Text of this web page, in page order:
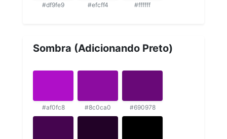
#df9fe9 #efcff4 #ffffff
Sombra (Adicionando Preto)
#af0fc8 #8c0ca0 #690978